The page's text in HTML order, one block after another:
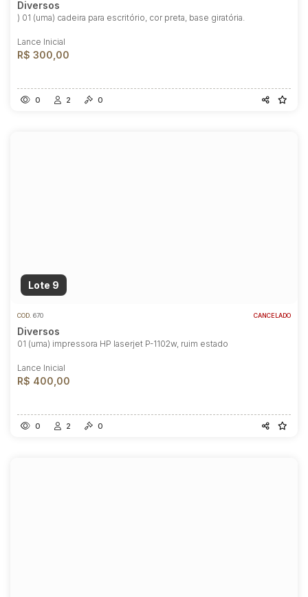
Diversos
) 01 (uma) cadeira para escritório, cor preta, base giratória.
Lance Inicial
R$ 300,00
0 2 0
Lote 9
COD. 670 CANCELADO
Diversos
01 (uma) impressora HP laserjet P-1102w, ruim estado
Lance Inicial
R$ 400,00
0 2 0